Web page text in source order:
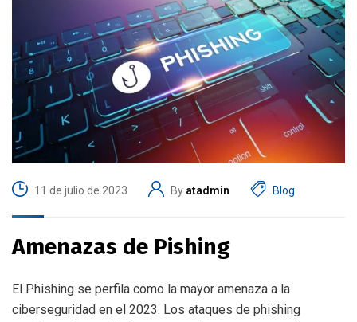
11 de julio de 2023 By atadmin Blog
Amenazas de Pishing
El Phishing se perfila como la mayor amenaza a la
ciberseguridad en el 2023. Los ataques de phishing